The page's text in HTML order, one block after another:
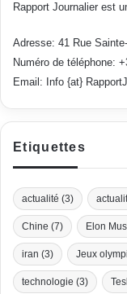
Rapport Journalier est
Adresse: 41 Rue
Numéro de téléphone:
Email: Info {at}
Etiquettes
actualité (3)
Chine (7) Elon
iran (3) Jeux
technologie (3)